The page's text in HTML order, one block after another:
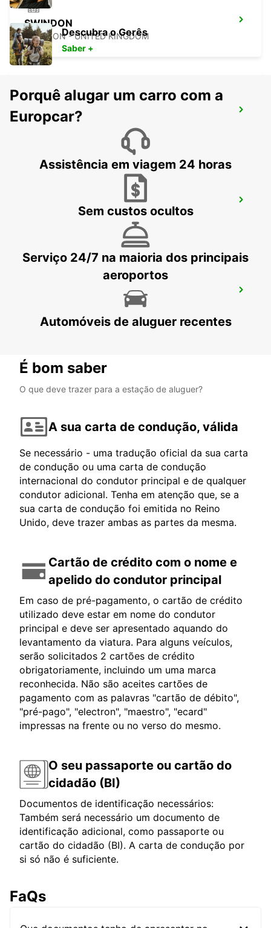
SWINDON
SWINDON - UNITED KINGDOM
AEROPORTO DE EXETER
EXETER - UNITED KINGDOM
WORTHING E LANCING
LANCING - UNITED KINGDOM
CARDIFF - UNITED KINGDOM
Descubra o Gerês
Saber +
Porquê alugar um carro com a
Europcar?
Assistência em viagem 24 horas
Sem custos ocultos
Serviço 24/7 na maioria dos principais
aeroportos
Automóveis de aluguer recentes
É bom saber
O que deve trazer para a estação de aluguer?
A sua carta de condução, válida
Se necessário - uma tradução oficial da sua carta
de condução ou uma carta de condução
internacional do condutor principal e de qualquer
condutor adicional. Tenha em atenção que, se a
sua carta de condução foi emitida no Reino
Unido, deve trazer ambas as partes da mesma.
Cartão de crédito com o nome e
apelido do condutor principal
Em caso de pré-pagamento, o cartão de crédito
utilizado deve estar em nome do condutor
principal e deve ser apresentado aquando do
levantamento da viatura. Para alguns veículos,
serão solicitados 2 cartões de crédito
obrigatoriamente, incluindo um uma marca
reconhecida. Não são aceites cartões de
pagamento com as palavras "cartão de débito",
"pré-pago", "electron", "maestro", "ecard"
impressas na frente ou no verso do mesmo.
O seu passaporte ou cartão do
cidadão (BI)
Documentos de identificação necessários:
Também será necessário um documento de
identificação adicional, como passaporte ou
cartão do cidadão (BI). A carta de condução por
si só não é suficiente.
FaQs